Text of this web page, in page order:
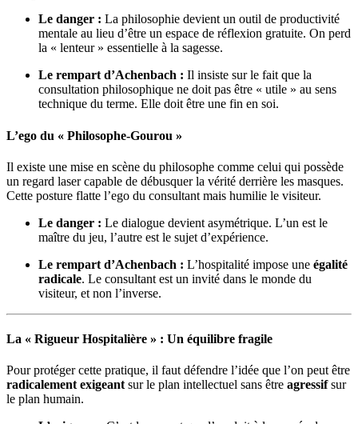
Le danger : La philosophie devient un outil de productivité
mentale au lieu d’être un espace de réflexion gratuite. On perd
la « lenteur » essentielle à la sagesse.
Le rempart d’Achenbach : Il insiste sur le fait que la
consultation philosophique ne doit pas être « utile » au sens
technique du terme. Elle doit être une fin en soi.
L’ego du « Philosophe-Gourou »
Il existe une mise en scène du philosophe comme celui qui possède
un regard laser capable de débusquer la vérité derrière les masques.
Cette posture flatte l’ego du consultant mais humilie le visiteur.
Le danger : Le dialogue devient asymétrique. L’un est le
maître du jeu, l’autre est le sujet d’expérience.
Le rempart d’Achenbach : L’hospitalité impose une égalité
radicale. Le consultant est un invité dans le monde du
visiteur, et non l’inverse.
La « Rigueur Hospitalière » : Un équilibre fragile
Pour protéger cette pratique, il faut défendre l’idée que l’on peut être
radicalement exigeant sur le plan intellectuel sans être agressifsur
le plan humain.